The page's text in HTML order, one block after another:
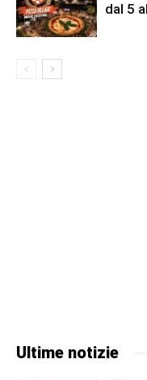
dal 5
Ultime notizie